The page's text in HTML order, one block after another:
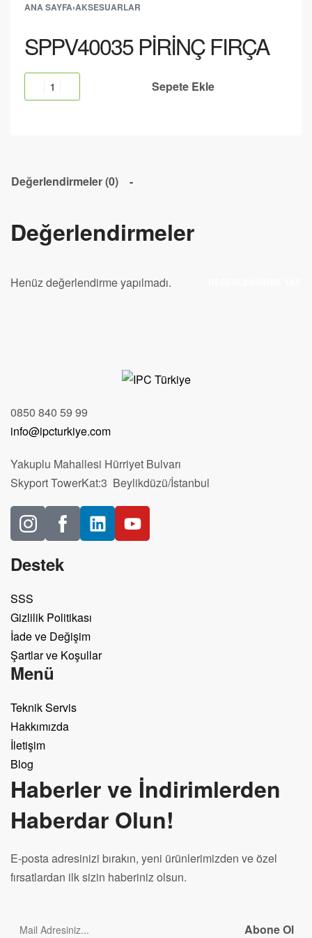
ANA SAYFA›AKSESUARLAR
SPPV40035 PİRİNÇ FIRÇA
Sepete Ekle
Değerlendirmeler (0)
Değerlendirmeler
Henüz değerlendirme yapılmadı.
0850 840 59 99
info@ipcturkiye.com
Yakuplu Mahallesi Hürriyet Bulvarı
Skyport TowerKat:3 Beylikdüzü/İstanbul
Destek
SSS
Gizlilik Politikası
İade ve Değişim
Şartlar ve Koşullar
Menü
Teknik Servis
Hakkımızda
İletişim
Blog
Haberler ve İndirimlerden
Haberdar Olun!
E-posta adresinizi bırakın, yeni ürünlerimizden ve özel
fırsatlardan ilk sizin haberiniz olsun.
Abone Ol